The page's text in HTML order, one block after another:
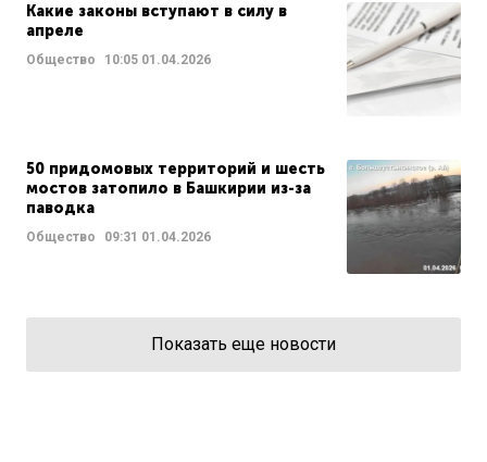
Какие законы вступают в силу в
апреле
Общество 10:05 01.04.2026
50 придомовых территорий и шесть
мостов затопило в Башкирии из-за
паводка
Общество 09:31 01.04.2026
Показать еще новости